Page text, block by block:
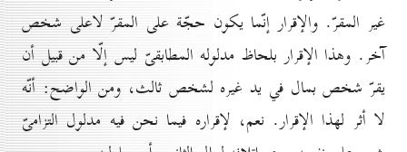
غير المقرّ. والإقرار إنّما يكون حجّة على المقرّ لاعلى شخص
آخر. وهذا الإقرار بلحاظ مدلوله المطابقىّ ليس إلّا من قبيل أن
يقرّ شخص بمال في يد غيره لشخص ثالث، ومن الواضح: أنّه
لا أثر لهذا الإقرار. نعم، لإقراره فيما نحن فيه مدلول التزامىّ